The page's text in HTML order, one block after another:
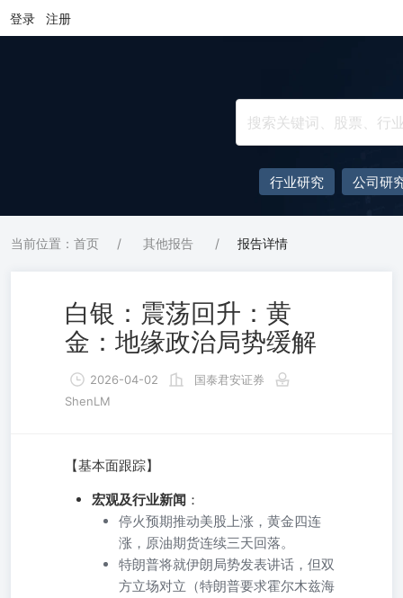
登录 注册
行业研究 公司研
当前位置：首页 / 其他报告 / 报告详情
白银：震荡回升：黄
金：地缘政治局势缓解
2026-04-02
国泰君安证券
ShenLM
【基本面跟踪】
宏观及行业新闻 ：
停火预期推动美股上涨，黄金四连
涨，原油期货连续三天回落。
特朗普将就伊朗局势发表讲话，但双
方立场对立（特朗普要求霍尔木兹海